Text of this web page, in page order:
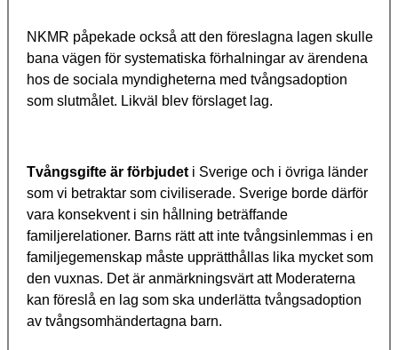
NKMR påpekade också att den föreslagna lagen skulle
bana vägen för systematiska förhalningar av ärendena
hos de sociala myndigheterna med tvångsadoption
som slutmålet. Likväl blev förslaget lag.
Tvångsgifte är förbjudet i Sverige och i övriga länder
som vi betraktar som civiliserade. Sverige borde därför
vara konsekvent i sin hållning beträffande
familjerelationer. Barns rätt att inte tvångsinlemmas i en
familjegemenskap måste upprätthållas lika mycket som
den vuxnas. Det är anmärkningsvärt att Moderaterna
kan föreslå en lag som ska underlätta tvångsadoption
av tvångsomhändertagna barn.